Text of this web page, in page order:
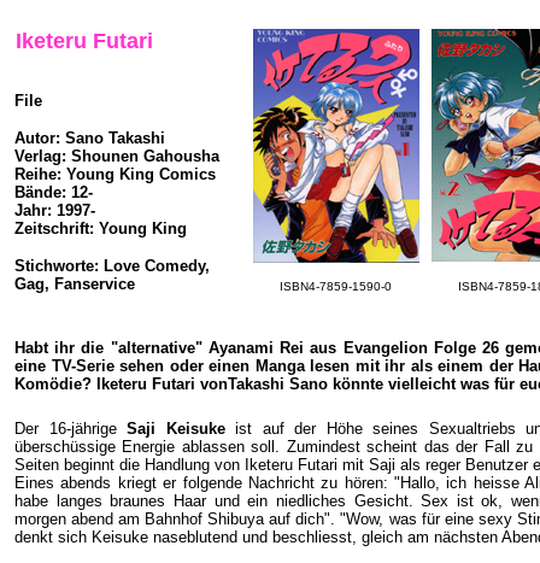
Habt ihr die "alternative" Ayanami Rei aus Evangelion Folge 26
eine TV-Serie sehen oder einen Manga lesen mit ihr als einem der
Komödie? Iketeru Futari vonTakashi Sano könnte vielleicht was für
Der 16-jährigeSaji Keisukeist auf der Höhe seines Sexualtriebs
überschüssige Energie ablassen soll. Zumindest scheint das der Fall
Seiten beginnt die Handlung von Iketeru Futari mit Saji als reger Benutzer
Eines abends kriegt er folgende Nachricht zu hören: "Hallo, ich heisse
habe langes braunes Haar und ein niedliches Gesicht. Sex ist ok,
morgen abend am Bahnhof Shibuya auf dich". "Wow, was für eine sexy
denkt sich Keisuke naseblutend und beschliesst, gleich am nächsten
File
Autor: Sano Takashi
Verlag: Shounen Gahousha
Reihe: Young King Comics
Bände: 12-
Jahr: 1997-
Zeitschrift: Young King
Stichworte: Love Comedy,
Gag, Fanservice
ISBN4-7859-1590-0 ISBN4-7859-
Iketeru Futari